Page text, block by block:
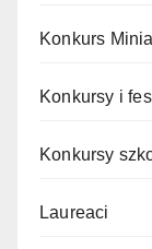
Konkurs
Konkursy i
Konkursy
Laureaci